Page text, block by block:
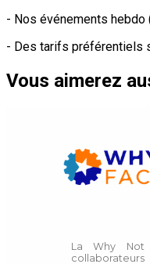
- Nos événements hebdo
- Des tarifs préférentiels
Vous aimerez
La Why Not